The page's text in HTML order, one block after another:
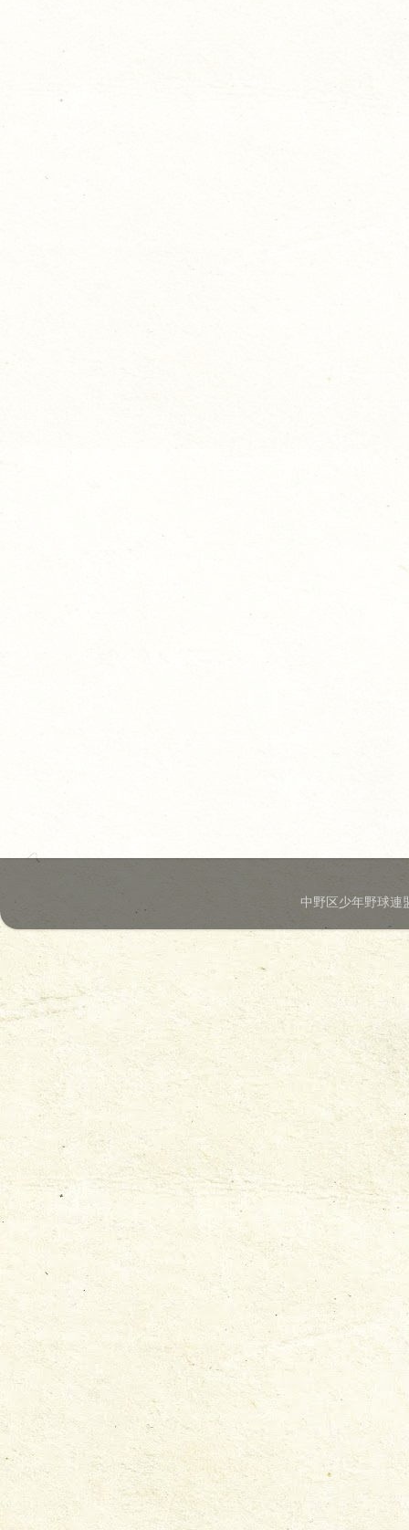
中野区少年野球連